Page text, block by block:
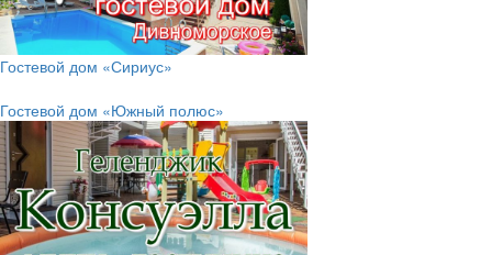
Гостевой дом «Сириус»
Гостевой дом «Южный полюс»